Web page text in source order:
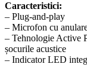
Caracteristici:
– Plug-and-play
– Microfon cu
– Tehnologie Active
șocurile acustice
– Indicator LED